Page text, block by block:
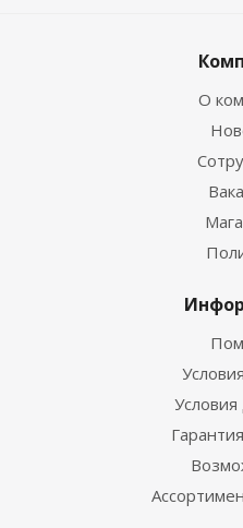
О
Условия